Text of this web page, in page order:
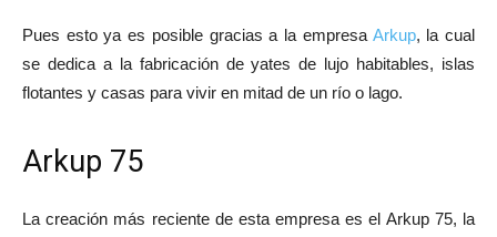
Pues esto ya es posible gracias a la empresa Arkup, la cual
se dedica a la fabricación de yates de lujo habitables, islas
flotantes y casas para vivir en mitad de un río o lago.
Arkup 75
La creación más reciente de esta empresa es el Arkup 75, la